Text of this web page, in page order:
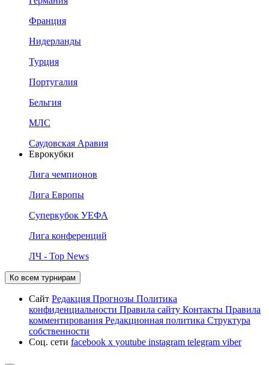
Франция
Нидерланды
Турция
Португалия
Бельгия
МЛС
Саудовская Аравия
Еврокубки
Лига чемпионов
Лига Европы
Суперкубок УЕФА
Лига конференций
ЛЧ - Top News
Ко всем турнирам
Сайт Редакция Прогнозы Политика
конфиденциальности Правила сайту Контакты Правила
комментирования Редакционная политика Структура
собственности
Соц. сети facebook x youtube instagram telegram viber